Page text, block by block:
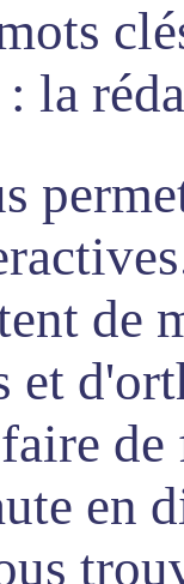
: la
de
et
en